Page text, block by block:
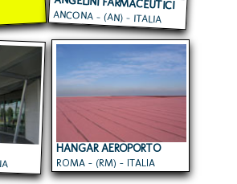
ANCONA - (AN) - ITALIA
HANGAR AEROPORTO
CIAMPINO
ROMA - (RM) - ITALIA